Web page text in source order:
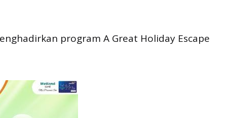
program A Great Holiday Escape